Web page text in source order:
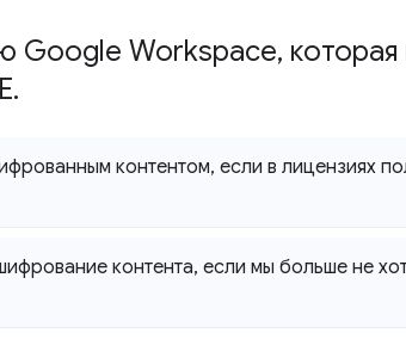
Google Workspace, которая
.
контентом, если в лицензиях
контента, если мы больше не